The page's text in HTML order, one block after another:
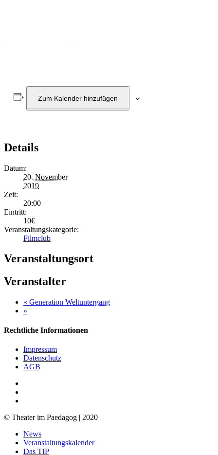
Zum Kalender hinzufügen
Details
Datum:
20. November
2019
Zeit:
20:00
Eintritt:
10€
Veranstaltungskategorie:
Filmclub
Veranstaltungsort
Veranstalter
« Generation Weltuntergang
»
Rechtliche Informationen
Impressum
Datenschutz
AGB
© Theater im Paedagog | 2020
Close
Menu
News
Veranstaltungskalender
Das TIP